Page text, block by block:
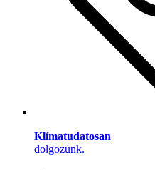
Klímatudatosan
dolgozunk.